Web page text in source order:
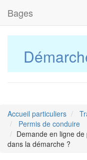
Bages
Accueil particuliers
Permis de conduire
Demande en ligne
dans la démarche ?